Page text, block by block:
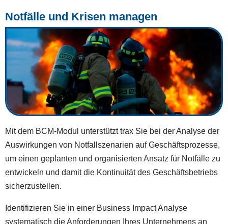
Notfälle und Krisen managen
Mit dem BCM-Modul unterstützt trax Sie bei der Analyse der
Auswirkungen von Notfallszenarien auf Geschäftsprozesse,
um einen geplanten und organisierten Ansatz für Notfälle zu
entwickeln und damit die Kontinuität des Geschäftsbetriebs
sicherzustellen.
Identifizieren Sie in einer Business Impact Analyse
systematisch die Anforderungen Ihres Unternehmens an